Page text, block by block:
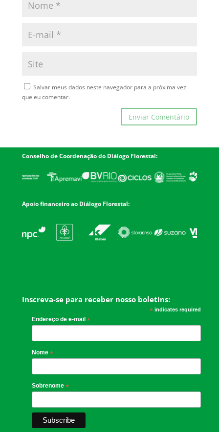
Salvar meus dados neste navegador para a próxima vez
que eu comentar.
Conselho de Coordenação do Diálogo Florestal:
Apoio financeiro ao Diálogo Florestal:
Inscreva-se para receber nosso boletins:
*indicates required
Endereço de e-mail *
Nome *
Sobrenome *